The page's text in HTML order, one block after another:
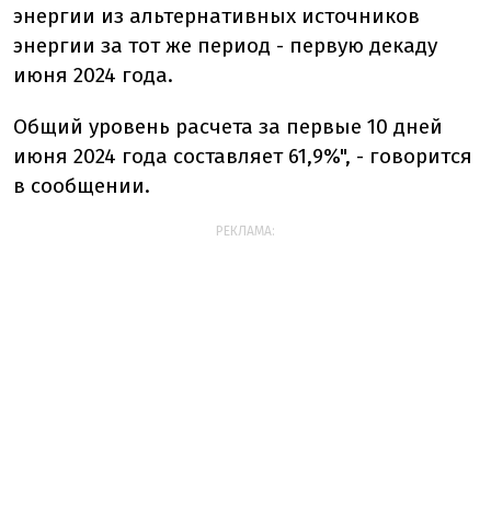
энергии из альтернативных источников
энергии за тот же период - первую декаду
июня 2024 года.
Общий уровень расчета за первые 10 дней
июня 2024 года составляет 61,9%", - говорится
в сообщении.
РЕКЛАМА: